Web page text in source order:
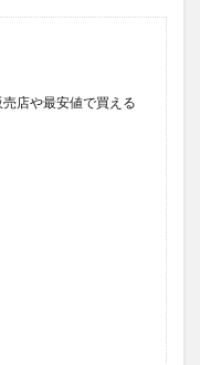
売店や最安値で買える